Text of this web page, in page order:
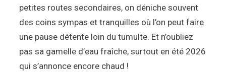
petites routes secondaires, on déniche souvent
des coins sympas et tranquilles où l’on peut faire
une pause détente loin du tumulte. Et n’oubliez
pas sa gamelle d’eau fraîche, surtout en été 2026
qui s’annonce encore chaud !